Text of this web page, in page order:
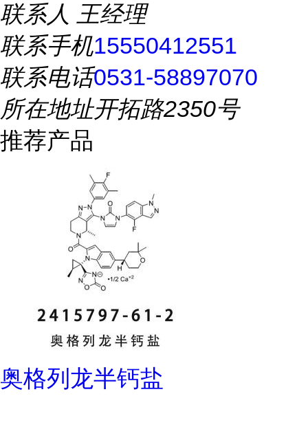
联系人 王经理
联系手机15550412551
联系电话0531-58897070
所在地址开拓路2350号
推荐产品
奥格列龙半钙盐